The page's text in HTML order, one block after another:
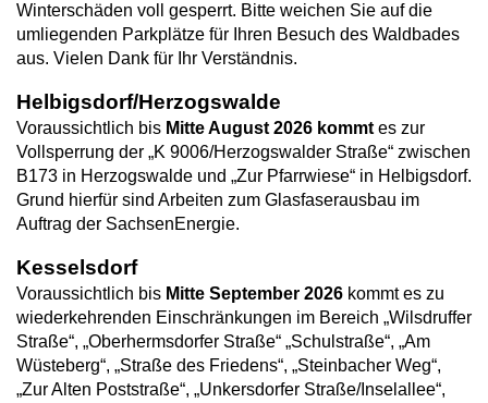
Winterschäden voll gesperrt. Bitte weichen Sie auf die
umliegenden Parkplätze für Ihren Besuch des Waldbades
aus. Vielen Dank für Ihr Verständnis.
Helbigsdorf/Herzogswalde
Voraussichtlich bis Mitte August 2026 kommt es zur
Vollsperrung der „K 9006/Herzogswalder Straße“ zwischen
B173 in Herzogswalde und „Zur Pfarrwiese“ in Helbigsdorf.
Grund hierfür sind Arbeiten zum Glasfaserausbau im
Auftrag der SachsenEnergie.
Kesselsdorf
Voraussichtlich bis Mitte September 2026 kommt es zu
wiederkehrenden Einschränkungen im Bereich „Wilsdruffer
Straße“, „Oberhermsdorfer Straße“ „Schulstraße“, „Am
Wüsteberg“, „Straße des Friedens“, „Steinbacher Weg“,
„Zur Alten Poststraße“, „Unkersdorfer Straße/Inselallee“,